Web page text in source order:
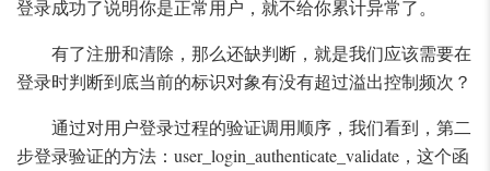
登录成功了说明你是正常用户，就不给你累计异常了。
有了注册和清除，那么还缺判断，就是我们应该需要在
登录时判断到底当前的标识对象有没有超过溢出控制频次？
通过对用户登录过程的验证调用顺序，我们看到，第二
步登录验证的方法：user_login_authenticate_validate，这个函